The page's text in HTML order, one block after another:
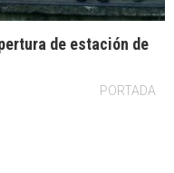
de estación de
PORTADA